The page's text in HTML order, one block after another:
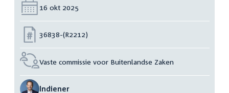
Datum:
16 okt 2025
Nummer:
36838-(R2212)
Vaste commissie voor Buitenlandse Zaken
Indiener